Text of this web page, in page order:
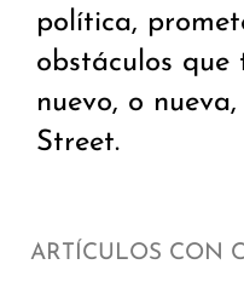
política,
obstáculos
nuevo, o
Street.
ARTÍCULOS CON